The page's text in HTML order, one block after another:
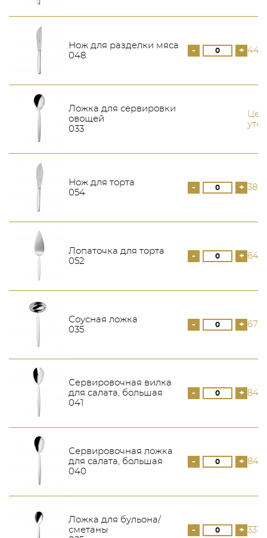
Нож для разделки мяса
048
- + 449
Ложка для сервировки
овощей
033
Нож для торта
054
- + 388
Лопаточка для торта
052
- + 646
Соусная ложка
035
- + 676
Сервировочная вилка
для салата, большая
041
- + 840
Сервировочная ложка
для салата, большая
040
- + 840
Ложка для бульона/
сметаны
- + 331